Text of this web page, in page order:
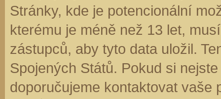
Stránky, kde je potencionální
kterému je méně než 13 let,
zástupců, aby tyto data uložil.
Spojených Států. Pokud si
doporučujeme kontaktovat vaše